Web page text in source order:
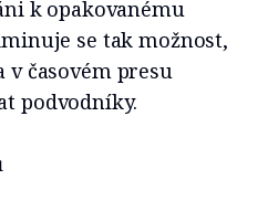
k opakovanému
se tak možnost,
v časovém presu
podvodníky.